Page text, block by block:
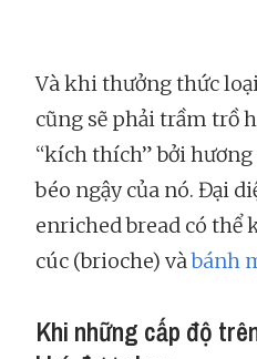
Và khi thưởng thức
cũng sẽ phải trầm trồ
“kích thích” bởi
béo ngậy của nó. Đại
enriched bread có thể
cúc (brioche) vàbánh
Khi những cấp độ